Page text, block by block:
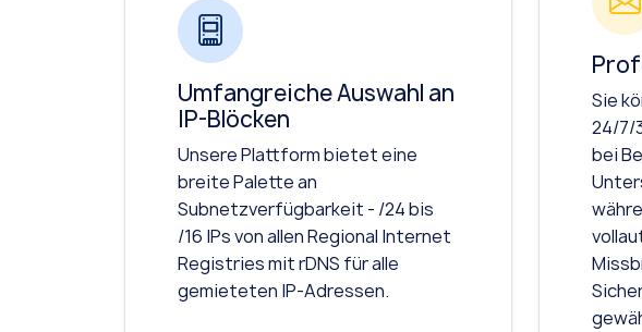
Umfangreiche Auswahl an
IP-Blöcken
Unsere Plattform bietet eine
breite Palette an
Subnetzverfügbarkeit - /24 bis
/16 IPs von allen Regional Internet
Registries mit rDNS für alle
gemieteten IP-Adressen.
Sie
24/7/
bei